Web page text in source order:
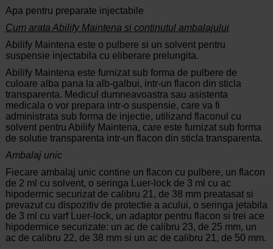
Apa pentru preparate injectabile
Cum arata Abilify Maintena si continutul ambalajului
Abilify Maintena este o pulbere si un solvent pentru
suspensie injectabila cu eliberare prelungita.
Abilify Maintena este furnizat sub forma de pulbere de
culoare alba pana la alb-galbui, intr-un flacon din sticla
transparenta. Medicul dumneavoastra sau asistenta
medicala o vor prepara intr-o suspensie, care va fi
administrata sub forma de injectie, utilizand flaconul cu
solvent pentru Abilify Maintena, care este furnizat sub forma
de solutie transparenta intr-un flacon din sticla transparenta.
Ambalaj unic
Fiecare ambalaj unic contine un flacon cu pulbere, un flacon
de 2 ml cu solvent, o seringa Luer-lock de 3 ml cu ac
hipodermic securizat de calibru 21, de 38 mm preatasat si
prevazut cu dispozitiv de protectie a acului, o seringa jetabila
de 3 ml cu varf Luer-lock, un adaptor pentru flacon si trei ace
hipodermice securizate: un ac de calibru 23, de 25 mm, un
ac de calibru 22, de 38 mm si un ac de calibru 21, de 50 mm.